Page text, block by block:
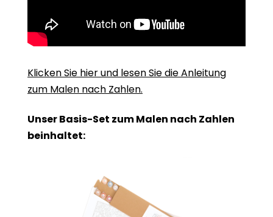
Klicken Sie hier und lesen Sie die Anleitung
zum Malen nach Zahlen.
Unser Basis-Set zum Malen nach Zahlen
beinhaltet: